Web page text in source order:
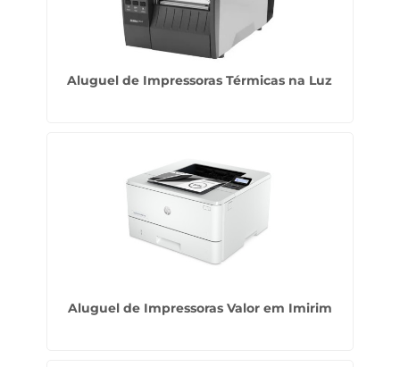
Aluguel de Impressoras Térmicas na Luz
Aluguel de Impressoras Valor em Imirim